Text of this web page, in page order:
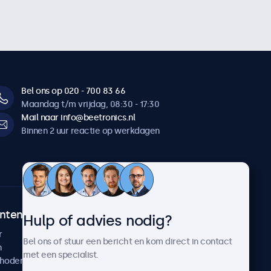
Bel ons op 020 - 700 83 66
Maandag t/m vrijdag, 08:30 - 17:30
Mail naar info@beetronics.nl
Binnen 2 uur reactie op werkdagen
Over Beetronics
Nieuws en updates
Hulp of advies nodig?
Bel ons of stuur een bericht en kom direct in contact
met een specialist.